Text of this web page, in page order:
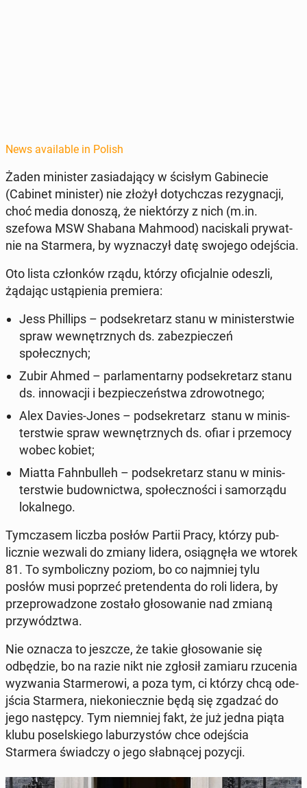
News available in Polish
Żaden min­is­ter za­si­ada­ją­cy w ścisłym Gabinecie
(Cabinet min­is­ter) nie złożył doty­chczas rezy­gnacji,
choć media donoszą, że niek­tórzy z nich (m.in.
szefowa MSW Shabana Mahmood) naciskali pry­wat­
nie na Starmera, by wyz­naczył datę swojego ode­jś­cia.
Oto lista członków rządu, którzy ofic­jal­nie odeszli,
żądając ustąpi­enia pre­miera:
Jess Phillips – pod­sekre­tarz stanu w min­is­terst­wie
spraw wewnętrznych ds. zabez­pieczeń
społecznych;
Zubir Ahmed – par­la­men­tarny pod­sekre­tarz stanu
ds. in­nowacji i bez­pieczeńst­wa zdrowot­nego;
Alex Davies-Jones – pod­sekre­tarz stanu w min­is­
terst­wie spraw wewnętrznych ds. ofiar i prze­mo­cy
wobec kobiet;
Miatta Fahn­bulleh – pod­sekre­tarz stanu w min­is­
terst­wie bu­down­ict­wa, społecznoś­ci i samorzą­du
lokalnego.
Tym­cza­sem liczba posłów Partii Pracy, którzy pub­
licznie wezwali do zmiany lidera, os­iągnęła we wtorek
81. To sym­bol­iczny poziom, bo co na­jm­niej tylu
posłów musi poprzeć pre­tenden­ta do roli lidera, by
przeprowad­zone zostało głosowanie nad zmianą
przy­wództ­wa.
Nie oznacza to jeszcze, że takie głosowanie się
odbędzie, bo na razie nikt nie zgłosił zamiaru rzuce­nia
wyzwa­nia Starmerowi, a poza tym, ci którzy chcą ode­
jś­cia Starmera, niekoniecznie będą się zgadzać do
jego następ­cy. Tym niem­niej fakt, że już jedna piąta
klubu posel­skiego laburzys­tów chce ode­jś­cia
Starmera świad­czy o jego słab­nącej pozycji.